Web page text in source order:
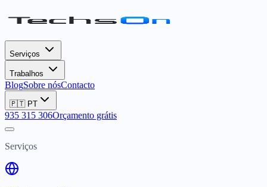
Serviços
Trabalhos
BlogSobre nósContacto
🇵🇹 PT
935 315 306Orçamento grátis
Serviços